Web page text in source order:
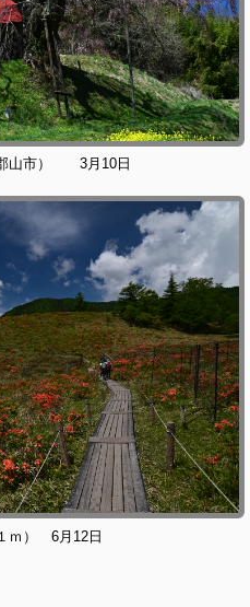
） 3月10日
6月12日